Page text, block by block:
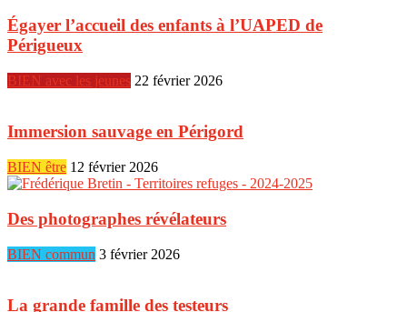
Égayer l’accueil des enfants à l’UAPED de
Périgueux
BIEN avec les jeunes 22 février 2026
Immersion sauvage en Périgord
BIEN être 12 février 2026
Des photographes révélateurs
BIEN commun 3 février 2026
La grande famille des testeurs